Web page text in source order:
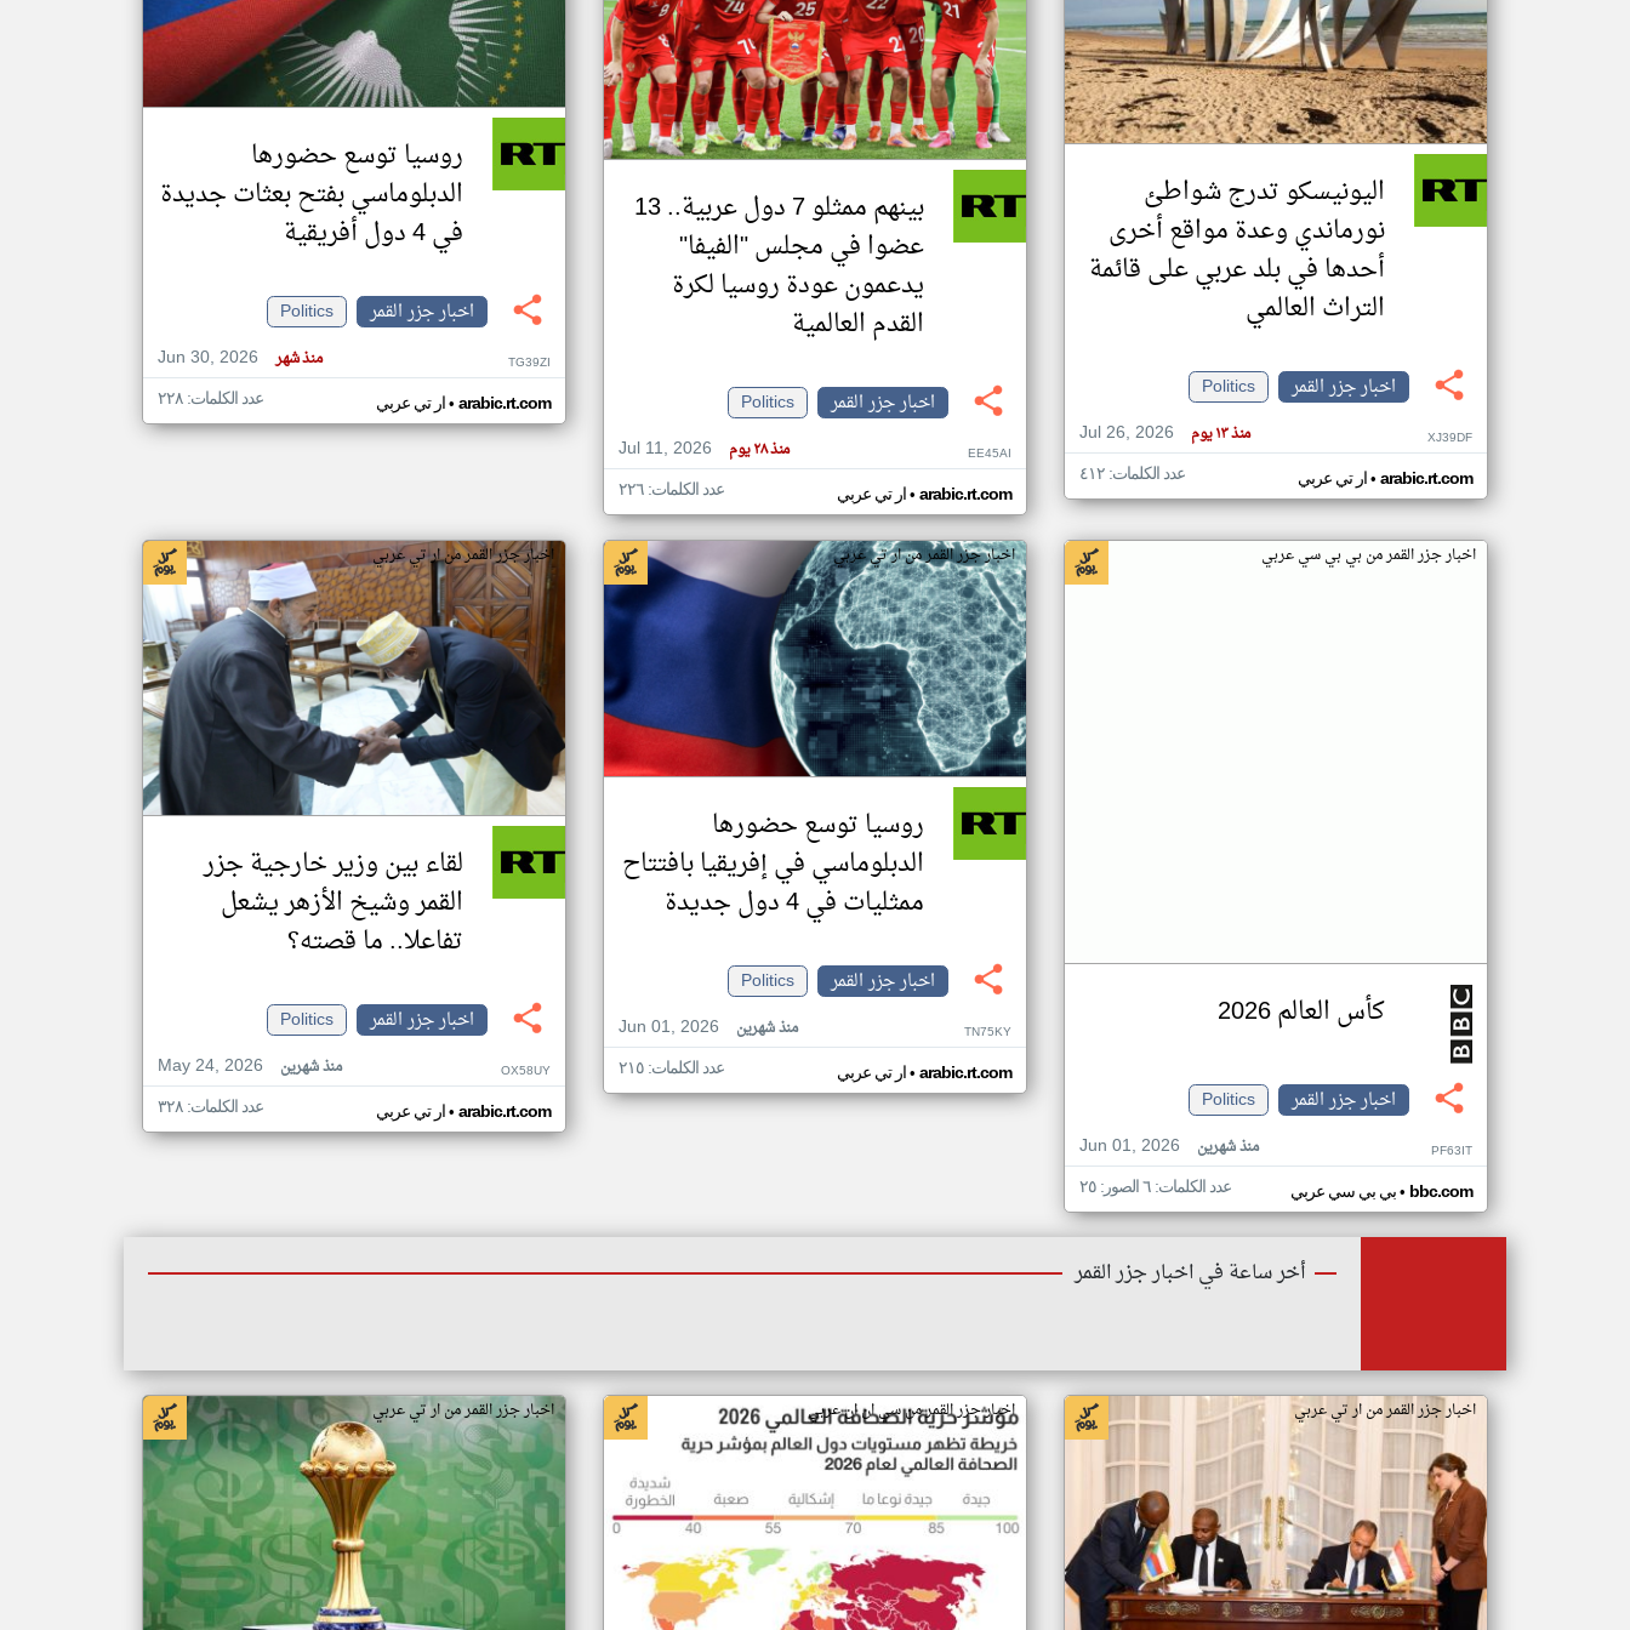
تغيير الدولة
اخبار جزر القمر على مدار الساعة
أهم اخبار جزر القمر العاجلة والمباشرة
اليونيسكو تدرج شواطئ
نورماندي وعدة مواقع أخرى
أحدها في بلد عربي على قائمة
التراث العالمي
اخبار جزر القمر
Politics
Jul 26, 2026
منذ ١٣ يوم XJ39DF
ار تي عربي• arabic.rt.com عدد الكلمات: ٤١٢
بينهم ممثلو 7 دول عربية.. 13
عضوا في مجلس "الفيفا"
يدعمون عودة روسيا لكرة
القدم العالمية
اخبار جزر القمر
Politics
Jul 11, 2026
منذ ٢٨ يوم EE45AI
ار تي عربي• arabic.rt.com عدد الكلمات: ٢٢٦
روسيا توسع حضورها
الدبلوماسي بفتح بعثات جديدة
في 4 دول أفريقية
اخبار جزر القمر
Politics
Jun 30, 2026
منذ شهر TG39ZI
ار تي عربي• arabic.rt.com عدد الكلمات: ٢٢٨
اخبار جزر القمر من بي بي سي عربي
كأس العالم 2026
اخبار جزر القمر
Politics
Jun 01, 2026
منذ شهرين PF63IT
بي بي سي عربي• bbc.com عدد الكلمات: ٦ الصور: ٢٥
اخبار جزر القمر من ار تي عربي
روسيا توسع حضورها
الدبلوماسي في إفريقيا بافتتاح
ممثليات في 4 دول جديدة
اخبار جزر القمر
Politics
Jun 01, 2026
منذ شهرين TN75KY
ار تي عربي• arabic.rt.com عدد الكلمات: ٢١٥
اخبار جزر القمر من ار تي عربي
لقاء بين وزير خارجية جزر
القمر وشيخ الأزهر يشعل
تفاعلا.. ما قصته؟
اخبار جزر القمر
Politics
May 24, 2026
منذ شهرين OX58UY
ار تي عربي• arabic.rt.com عدد الكلمات: ٣٢٨
أخر ساعة في اخبار جزر القمر
اخبار جزر القمر من ار تي عربي اخبار جزر القمر من سي ان ان عربي اخبار جزر القمر من ار تي عربي
klyoum.com